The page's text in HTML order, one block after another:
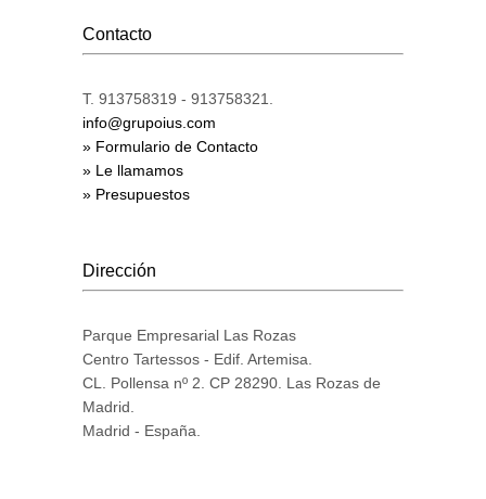
Contacto
T. 913758319 - 913758321.
info@grupoius.com
» Formulario de Contacto
» Le llamamos
» Presupuestos
Dirección
Parque Empresarial Las Rozas
Centro Tartessos - Edif. Artemisa.
CL. Pollensa nº 2. CP 28290. Las Rozas de
Madrid.
Madrid - España.